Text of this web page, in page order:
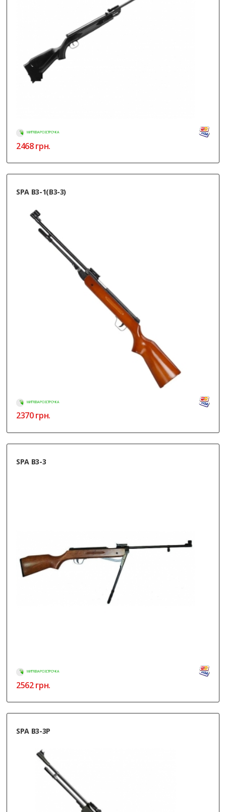
МИТТЄВА РОЗСТРОЧКА
2468грн.
SPA B3-1(B3-3)
МИТТЄВА РОЗСТРОЧКА
2370грн.
SPA B3-3
МИТТЄВА РОЗСТРОЧКА
2562грн.
SPA B3-3P